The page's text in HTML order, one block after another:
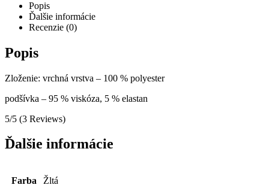
Popis
Ďalšie informácie
Recenzie (0)
Popis
Zloženie: vrchná vrstva – 100 % polyester
podšívka – 95 % viskóza, 5 % elastan
5/5 (3 Reviews)
Ďalšie informácie
Farba Žltá